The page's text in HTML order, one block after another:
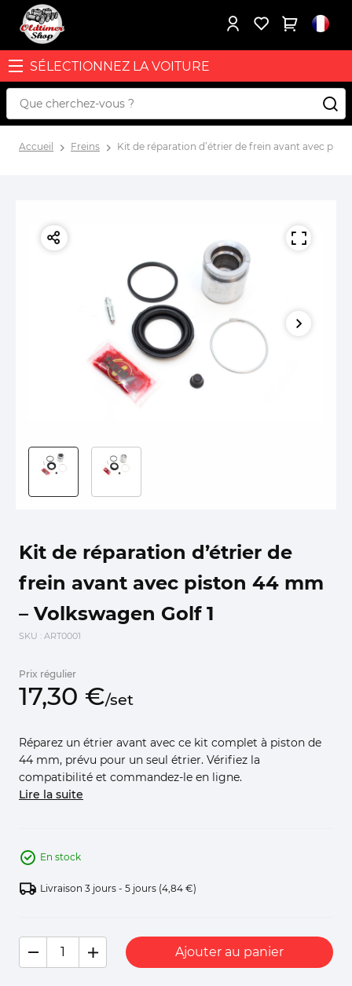
SÉLECTIONNEZ LA VOITURE
Accueil Freins Kit de réparation d’étrier de frein avant avec
Kit de réparation d’étrier de
frein avant avec piston 44 mm
– Volkswagen Golf 1
SKU : ART0001
Prix régulier
17,30 €/set
Réparez un étrier avant avec ce kit complet à piston de
44 mm, prévu pour un seul étrier. Vérifiez la
compatibilité et commandez-le en ligne.
Lire la suite
En stock
Livraison 3 jours - 5 jours (4,84 €)
Ajouter au panier